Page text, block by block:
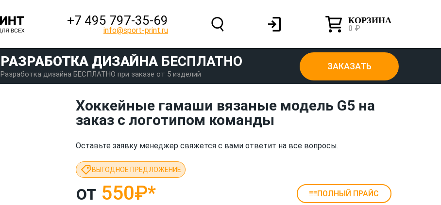
+7 495 797‑35-69
info@sport-print.ru
КОРЗИНА
0 ₽
РАЗРАБОТКА ДИЗАЙНА БЕСПЛАТНО
Разработка дизайна БЕСПЛАТНО при заказе от 5 изделий
ЗАКАЗАТЬ
Хоккейные гамаши вязаные модель G5 на
заказ с логотипом команды
Оставьте заявку менеджер свяжется с вами ответит на все вопросы.
ВЫГОДНОЕ ПРЕДЛОЖЕНИЕ
от 550₽* ПОЛНЫЙ ПРАЙС